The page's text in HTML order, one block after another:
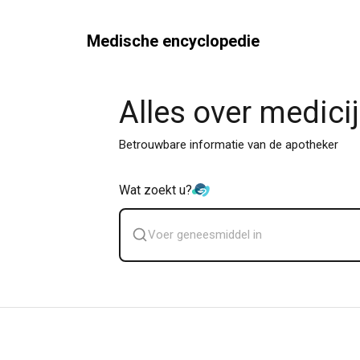
Medische encyclopedie
Alles over
Betrouwbare informatie van de apotheker
Wat zoekt u?
Zoek
geneesmiddel